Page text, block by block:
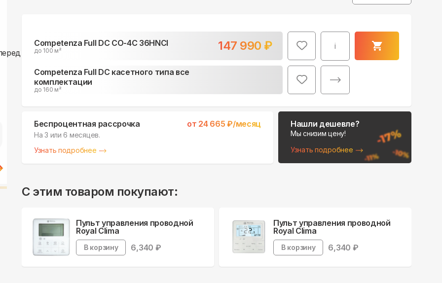
Поможем выбрать
место для монтажа:
В Telegram
Competenza Full DC CO-4C 36HNCI
до 100 м² 147 990 ₽ i
Competenza Full DC касетного типа все
комплектации
до 160 м²
Беспроцентная рассрочка от 24 665 ₽/месяц
На 3 или 6 месяцев.
Узнать подробнее
Нашли дешевле?
Мы снизим цену!
Узнать подробнее
С этим товаром покупают:
Пульт управления проводной
Royal Clima
В корзину 6,340 ₽
Пульт управления проводной
Royal Clima
В корзину 6,340 ₽